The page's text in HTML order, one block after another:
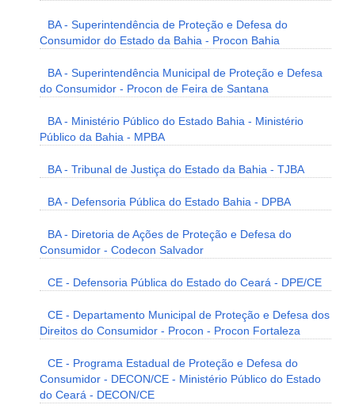
BA - Superintendência de Proteção e Defesa do
Consumidor do Estado da Bahia - Procon Bahia
BA - Superintendência Municipal de Proteção e Defesa
do Consumidor - Procon de Feira de Santana
BA - Ministério Público do Estado Bahia - Ministério
Público da Bahia - MPBA
BA - Tribunal de Justiça do Estado da Bahia - TJBA
BA - Defensoria Pública do Estado Bahia - DPBA
BA - Diretoria de Ações de Proteção e Defesa do
Consumidor - Codecon Salvador
CE - Defensoria Pública do Estado do Ceará - DPE/CE
CE - Departamento Municipal de Proteção e Defesa dos
Direitos do Consumidor - Procon - Procon Fortaleza
CE - Programa Estadual de Proteção e Defesa do
Consumidor - DECON/CE - Ministério Público do Estado
do Ceará - DECON/CE